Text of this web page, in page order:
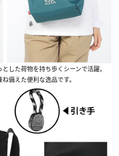
した荷物を持ち歩くシーンで活躍。
備えた便利な逸品です。